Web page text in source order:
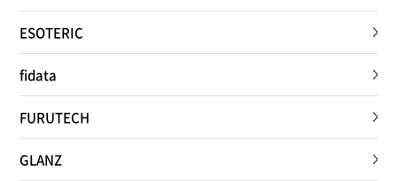
ESOTERIC
fidata
FURUTECH
GLANZ